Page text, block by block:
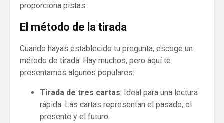
proporciona pistas.
El método de la tirada
Cuando hayas establecido tu pregunta, escoge un
método de tirada. Hay muchos, pero aquí te
presentamos algunos populares:
Tirada de tres cartas: Ideal para una lectura
rápida. Las cartas representan el pasado, el
presente y el futuro.